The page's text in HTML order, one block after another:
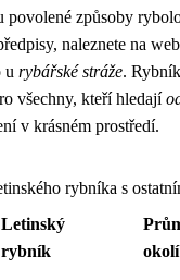
povolené způsoby
naleznete na
u rybářské stráže.
všechny, kteří hledají
v krásném prostředí.
rybníka s
Letinský
rybník
okolí